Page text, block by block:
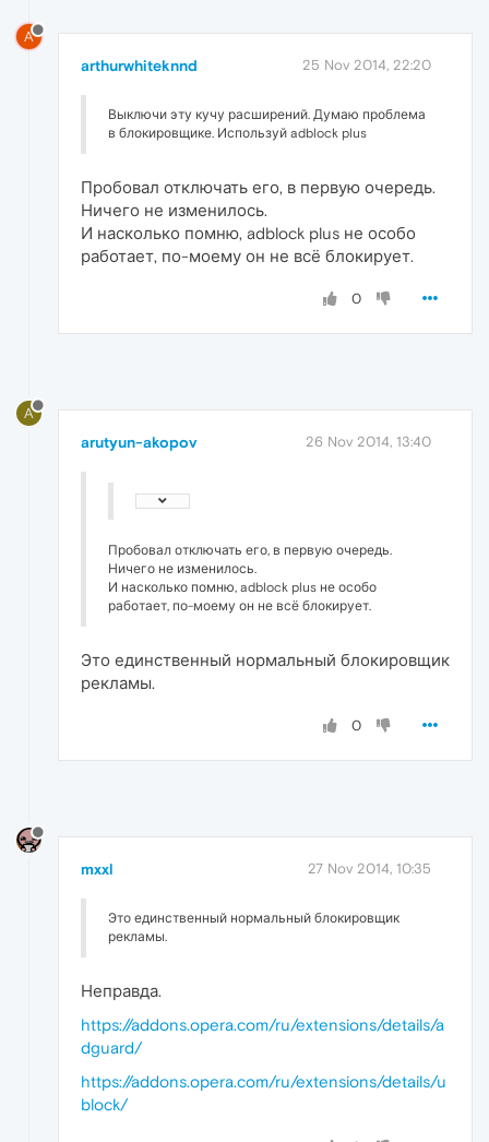
A
arthurwhiteknnd 25 Nov 2014, 22:20
Выключи эту кучу расширений. Думаю проблема
в блокировщике. Используй adblock plus
Пробовал отключать его, в первую очередь.
Ничего не изменилось.
И насколько помню, adblock plus не особо
работает, по-моему он не всё блокирует.
0
A
arutyun-akopov 26 Nov 2014, 13:40
Пробовал отключать его, в первую очередь.
Ничего не изменилось.
И насколько помню, adblock plus не особо
работает, по-моему он не всё блокирует.
Это единственный нормальный блокировщик
рекламы.
0
mxxl 27 Nov 2014, 10:35
Это единственный нормальный блокировщик
рекламы.
Неправда.
https://addons.opera.com/ru/extensions/details/a
dguard/
https://addons.opera.com/ru/extensions/details/u
block/